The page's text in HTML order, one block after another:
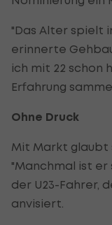
"Das Alter spielt
erinnerte
ich mit 22 schon
Erfahrung
Ohne Druck
Mit Markt glaubt
"Manchmal ist er
der U23-Fahrer,
anvisiert.